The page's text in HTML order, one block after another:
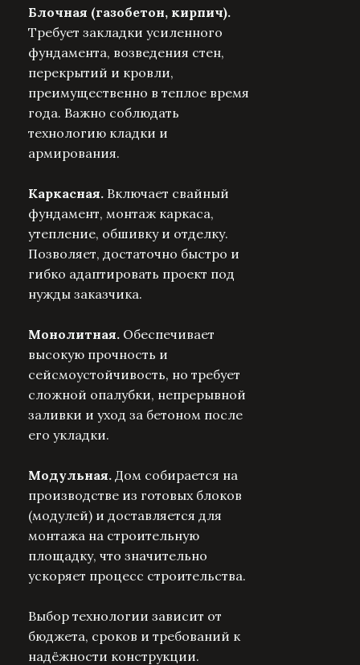
Блочная (газобетон, кирпич).
Требует закладки усиленного
фундамента, возведения стен,
перекрытий и кровли,
преимущественно в теплое время
года. Важно соблюдать
технологию кладки и
армирования.
Каркасная. Включает свайный
фундамент, монтаж каркаса,
утепление, обшивку и отделку.
Позволяет, достаточно быстро и
гибко адаптировать проект под
нужды заказчика.
Монолитная. Обеспечивает
высокую прочность и
сейсмоустойчивость, но требует
сложной опалубки, непрерывной
заливки и уход за бетоном после
его укладки.
Модульная. Дом собирается на
производстве из готовых блоков
(модулей) и доставляется для
монтажа на строительную
площадку, что значительно
ускоряет процесс строительства.
Выбор технологии зависит от
бюджета, сроков и требований к
надёжности конструкции.